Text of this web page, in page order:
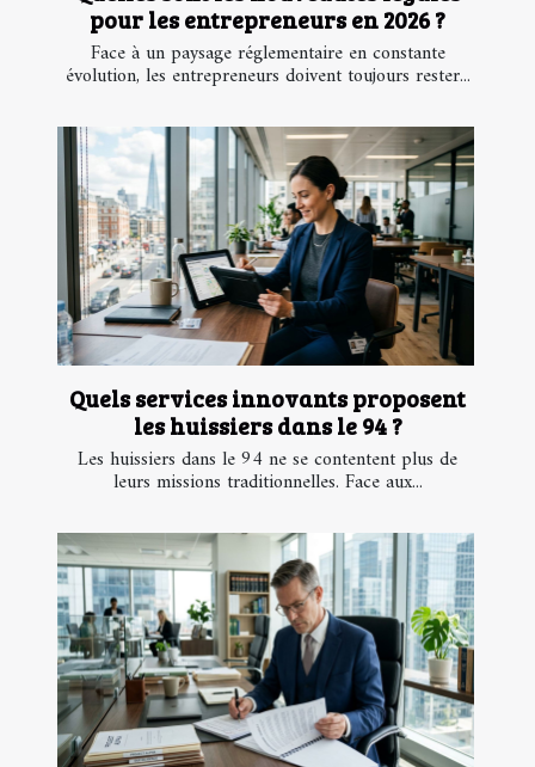
pour les entrepreneurs en 2026 ?
Face à un paysage réglementaire en constante
évolution, les entrepreneurs doivent toujours rester...
Quels services innovants proposent
les huissiers dans le 94 ?
Les huissiers dans le 94 ne se contentent plus de
leurs missions traditionnelles. Face aux...